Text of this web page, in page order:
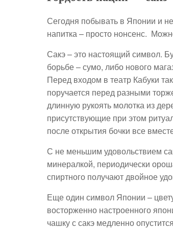
Сегодня побывать в Японии и
напитка – просто нонсенс.
Сакэ – это настоящий символ.
борьбе – сумо, либо нового
Перед входом в театр Кабуки
поручается перед разными
длинную рукоять молотка из
присутствующие при этом
после открытия бочки все
С не меньшим удовольствием
минералкой, периодически
спиртного получают двойное
Еще один символ Японии –
восторженно настроенного
чашку с сакэ медленно